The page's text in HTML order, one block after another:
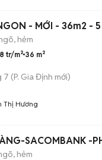
- MỚI - 36m2 -
hẻm
tr/m² 36 m²
7 (P. Gia Định mới)
Thị Hương
SACOMBANK -
hẻm